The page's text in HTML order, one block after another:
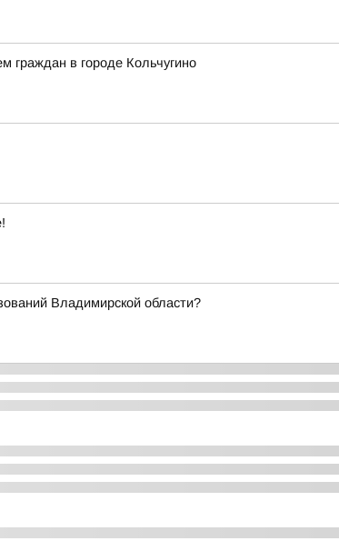
граждан в городе Кольчугино
Владимирской области?